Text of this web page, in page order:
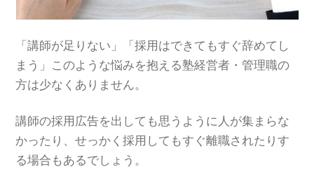
「講師が足りない」「採用はできてもすぐ辞めてし
まう」このような悩みを抱える塾経営者・管理職の
方は少なくありません。
講師の採用広告を出しても思うように人が集まらな
かったり、せっかく採用してもすぐ離職されたりす
る場合もあるでしょう。